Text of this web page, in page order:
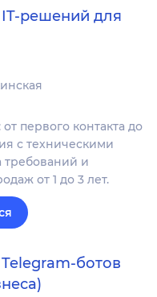
решений для
первого контакта до
с техническими
требований и
от 1 до 3 лет.
ботов